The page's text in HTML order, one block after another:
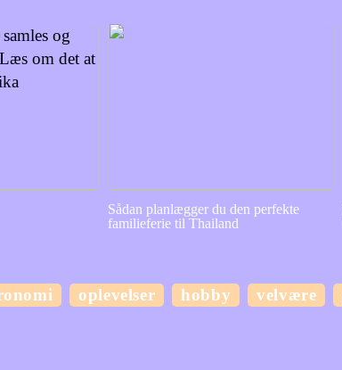
Sådan planlægger du den perfekte
familieferie til Thailand
oplevelser hobby velvære